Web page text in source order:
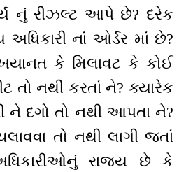
નું રીઝલ્ટ આપે છે? દરેક
અધિકારી નાં ઓર્ડર માં છે?
કે મિલાવટ કે કોઈ
તો નથી કરતાં ને? ક્યારેક
ને દગો તો નથી આપતા ને?
તો નથી લાગી જતાં
રાજ્ય છે કે